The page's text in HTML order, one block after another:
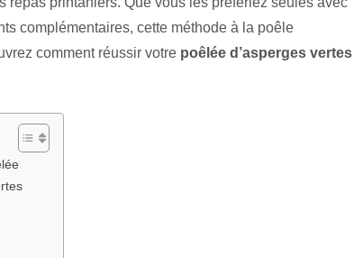
complémentaires, cette méthode à la poêle
comment réussir votre poêlée d’asperges vertes